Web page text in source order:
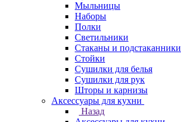
Мыльницы
Наборы
Полки
Светильники
Стаканы и подстаканники
Стойки
Сушилки для белья
Сушилки для рук
Шторы и карнизы
Аксессуары для кухни
Назад